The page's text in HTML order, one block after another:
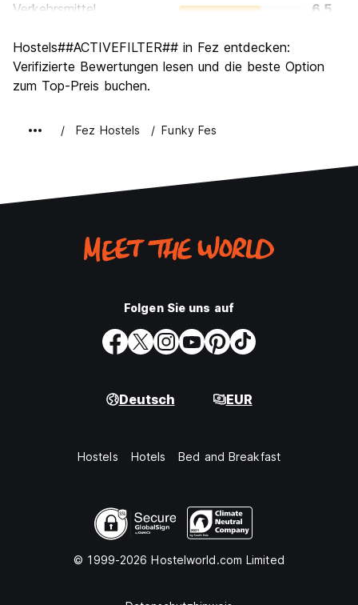
Verkehrsmittel
6.5
Kultur
9.1
Nachtleben / Party
Hostels##ACTIVEFILTER## in Fez entdecken:
Verifizierte Bewertungen lesen und die beste Option
zum Top-Preis buchen.
Fez Hostels Funky Fes
Folgen Sie uns auf
Deutsch EUR
Hostels Hotels Bed and Breakfast
© 1999-2026 Hostelworld.com Limited